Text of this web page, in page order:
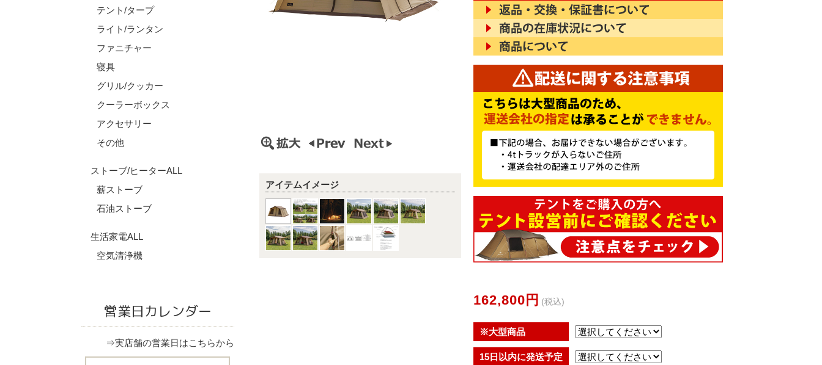
テント/タープ
ライト/ランタン
ファニチャー
寝具
グリル/クッカー
クーラーボックス
アクセサリー
その他
ストーブ/ヒーターALL
薪ストーブ
石油ストーブ
生活家電ALL
空気清浄機
営業日カレンダー
⇒実店舗の営業日はこちらから
162,800円 (税込)
※大型商品
15日以内に発送予定
アイテムイメージ